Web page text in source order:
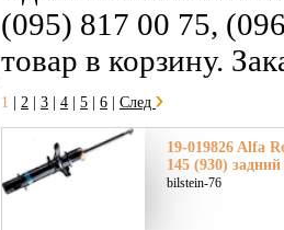
(095) 817 00 75,
товар в корзину.
1 2 3 4 5 6 След
19-019826 Alfa
145 (930)
bilstein-76